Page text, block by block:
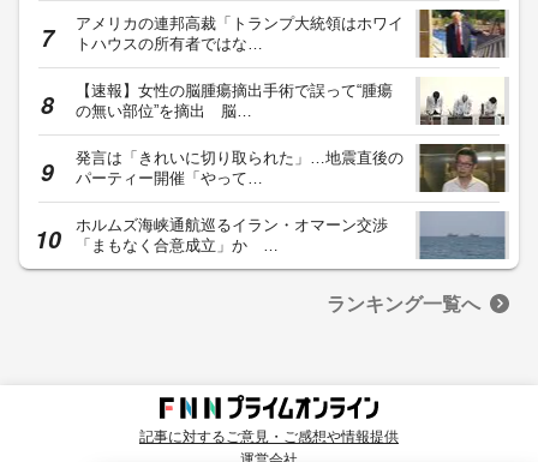
アメリカの連邦高裁「トランプ大統領はホワイ
トハウスの所有者ではな…
【速報】女性の脳腫瘍摘出手術で誤って“腫瘍
の無い部位”を摘出 脳…
発言は「きれいに切り取られた」…地震直後の
パーティー開催「やって…
ホルムズ海峡通航巡るイラン・オマーン交渉
「まもなく合意成立」か …
ランキング一覧へ
記事に対するご意見・ご感想や情報提供
運営会社